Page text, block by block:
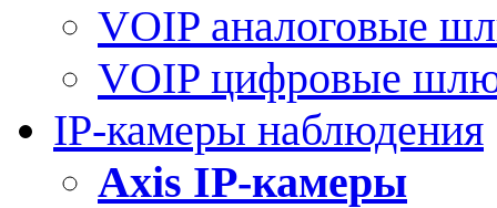
VOIP аналоговые
VOIP цифровые
IP-камеры наблюдения
Axis IP-камеры